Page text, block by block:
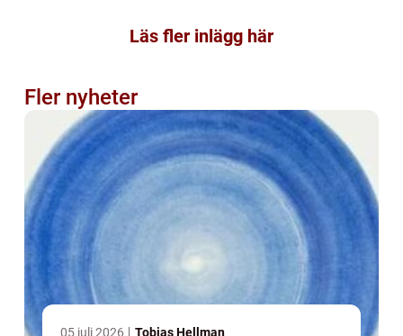
Läs fler inlägg här
Fler nyheter
05 juli 2026 Tobias Hellman